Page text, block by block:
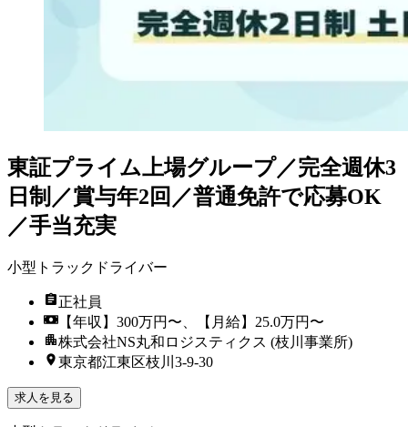
東証プライム上場グループ／完全週休3
日制／賞与年2回／普通免許で応募OK
／手当充実
小型トラックドライバー
正社員
【年収】300万円〜、【月給】25.0万円〜
株式会社NS丸和ロジスティクス (枝川事業所)
東京都江東区枝川3-9-30
求人を見る